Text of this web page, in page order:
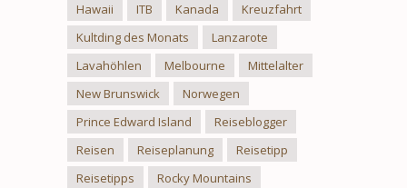
Hawaii
ITB Kanada
Kreuzfahrt
Kultding des Monats
Lanzarote
Lavahöhlen
Melbourne
Mittelalter
New Brunswick
Norwegen
Prince Edward Island
Reiseblogger
Reisen
Reiseplanung
Reisetipp
Reisetipps
Rocky Mountains